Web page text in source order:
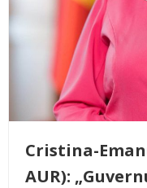
Cristina-
AUR):